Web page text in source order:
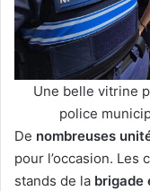
Une belle vitrine
police
De nombreuses
pour l’occasion.
stands de la brigade